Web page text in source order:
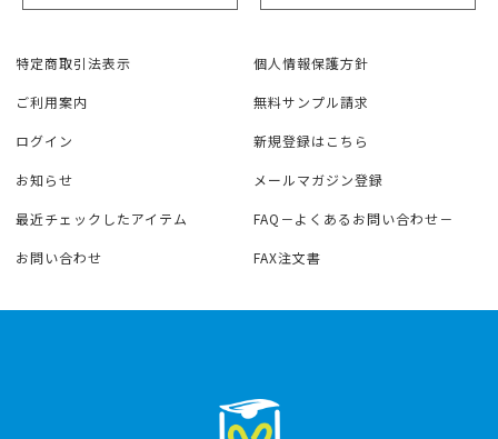
特定商取引法表示 個人情報保護方針
ご利用案内 無料サンプル請求
ログイン 新規登録はこちら
お知らせ メールマガジン登録
最近チェックしたアイテム FAQ－よくあるお問い合わせ－
お問い合わせ FAX注文書